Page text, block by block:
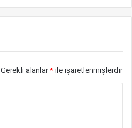
Gerekli alanlar* ile işaretlenmişlerdir